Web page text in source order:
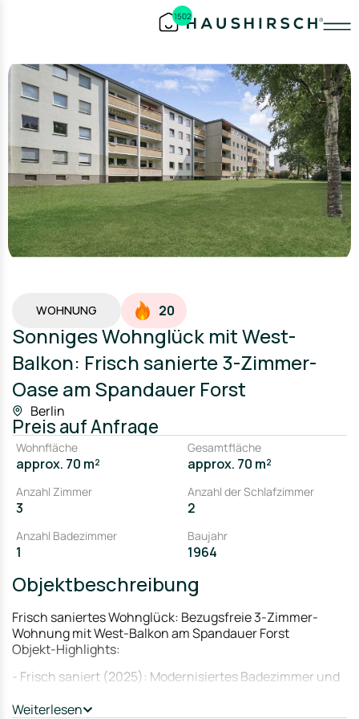
1502
WOHNUNG 20
Sonniges Wohnglück mit West-
Balkon: Frisch sanierte 3-Zimmer-
Oase am Spandauer Forst
Berlin
Preisauf Anfrage
Wohnfläche
approx. 70 m²
Gesamtfläche
approx. 70 m²
Anzahl Zimmer
3
Anzahl der Schlafzimmer
2
Anzahl Badezimmer
1
Baujahr
1964
Objektbeschreibung
Frisch saniertes Wohnglück: Bezugsfreie 3-Zimmer-
Wohnung mit West-Balkon am Spandauer Forst
Objekt-Highlights:
- Frisch saniert (2025): Modernisiertes Badezimmer und
Weiterlesen